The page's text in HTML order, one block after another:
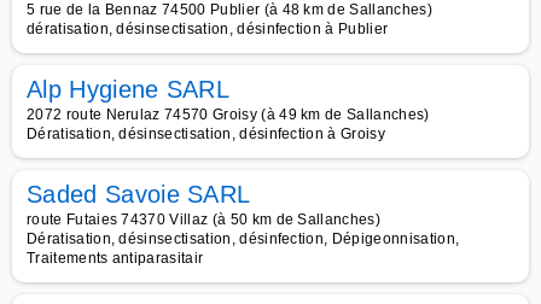
5 rue de la Bennaz 74500 Publier (à 48 km de Sallanches)
dératisation, désinsectisation, désinfection à Publier
Alp Hygiene SARL
2072 route Nerulaz 74570 Groisy (à 49 km de Sallanches)
Dératisation, désinsectisation, désinfection à Groisy
Saded Savoie SARL
route Futaies 74370 Villaz (à 50 km de Sallanches)
Dératisation, désinsectisation, désinfection, Dépigeonnisation,
Traitements antiparasitair